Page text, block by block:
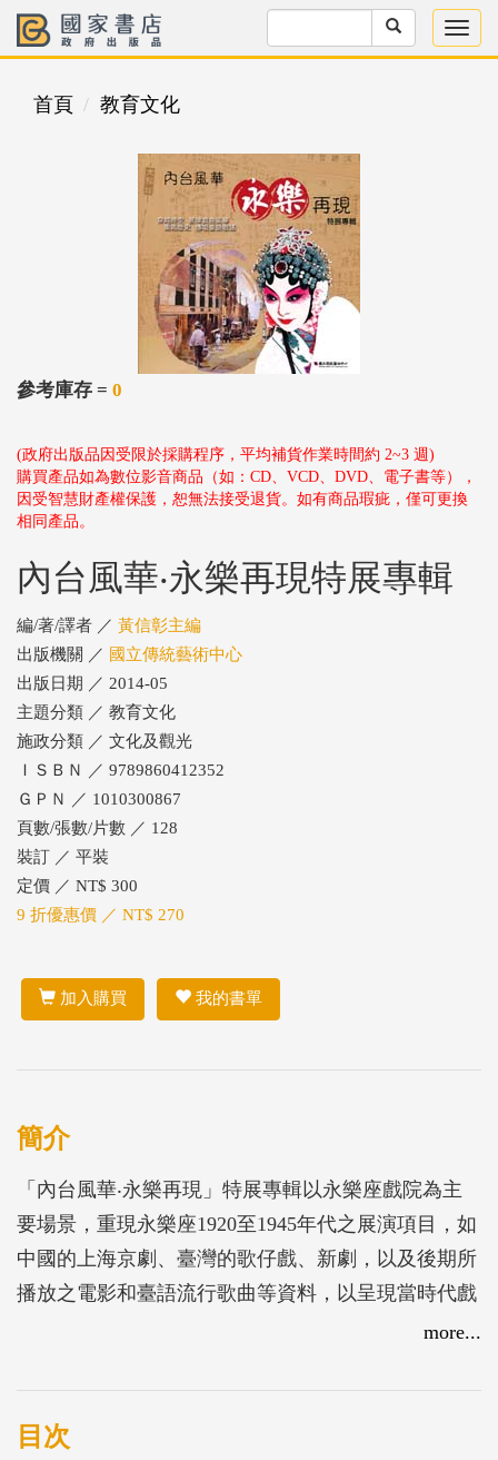
首頁 教育文化
參考庫存 = 0
(政府出版品因受限於採購程序，平均補貨作業時間約 2~3 週)
購買產品如為數位影音商品（如：CD、VCD、DVD、電子書等），
因受智慧財產權保護，恕無法接受退貨。如有商品瑕疵，僅可更換
相同產品。
內台風華‧永樂再現特展專輯
編/著/譯者 ／ 黃信彰主編
出版機關 ／ 國立傳統藝術中心
出版日期 ／ 2014-05
主題分類 ／ 教育文化
施政分類 ／ 文化及觀光
ＩＳＢＮ ／ 9789860412352
ＧＰＮ ／ 1010300867
頁數/張數/片數 ／ 128
裝訂 ／ 平裝
定價 ／ NT$ 300
9 折優惠價 ／ NT$ 270
加入購買 我的書單
簡介
「內台風華‧永樂再現」特展專輯以永樂座戲院為主
要場景，重現永樂座1920至1945年代之展演項目，如
中國的上海京劇、臺灣的歌仔戲、新劇，以及後期所
播放之電影和臺語流行歌曲等資料，以呈現當時代戲
more...
目次